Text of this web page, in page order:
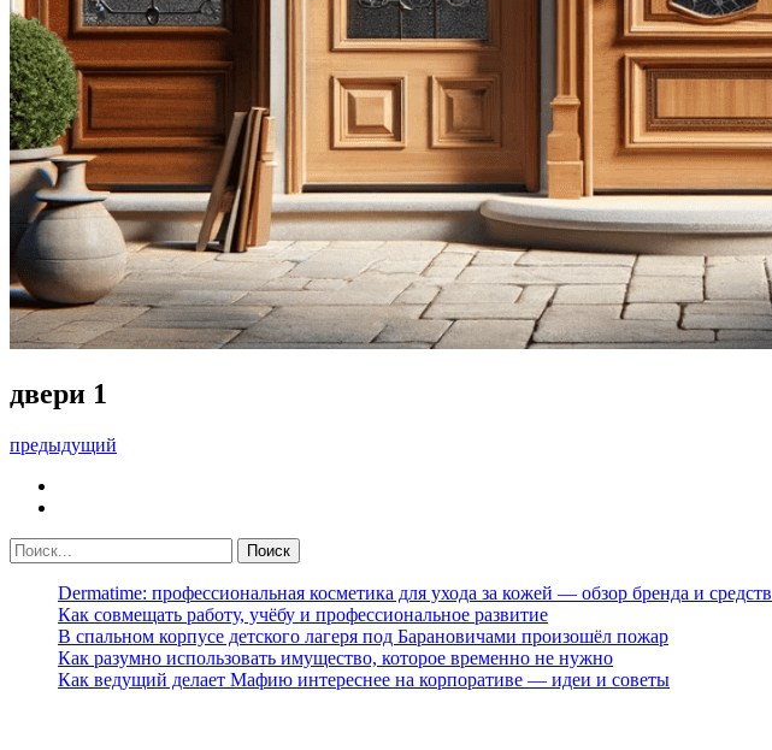
двери 1
предыдущий
Dermatime: профессиональная косметика для ухода за кожей — обзор бренда и средств
Как совмещать работу, учёбу и профессиональное развитие
В спальном корпусе детского лагеря под Барановичами произошёл пожар
Как разумно использовать имущество, которое временно не нужно
Как ведущий делает Мафию интереснее на корпоративе — идеи и советы